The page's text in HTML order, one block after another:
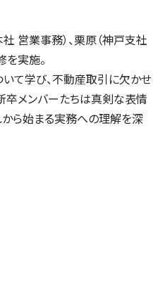
営業事務）、栗原（神戸支社
実施。
て学び、不動産取引に欠かせ
卒メンバーたちは真剣な表情
ら始まる実務への理解を深